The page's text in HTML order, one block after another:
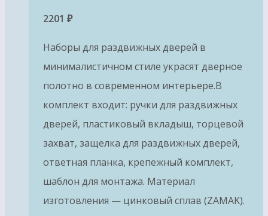
2201 ₽
Наборы для раздвижных дверей в
минималистичном стиле украсят дверное
полотно в современном интерьере.В
комплект входит: ручки для раздвижных
дверей, пластиковый вкладыш, торцевой
захват, защелка для раздвижных дверей,
ответная планка, крепежный комплект,
шаблон для монтажа. Материал
изготовления — цинковый сплав (ZAMAK).